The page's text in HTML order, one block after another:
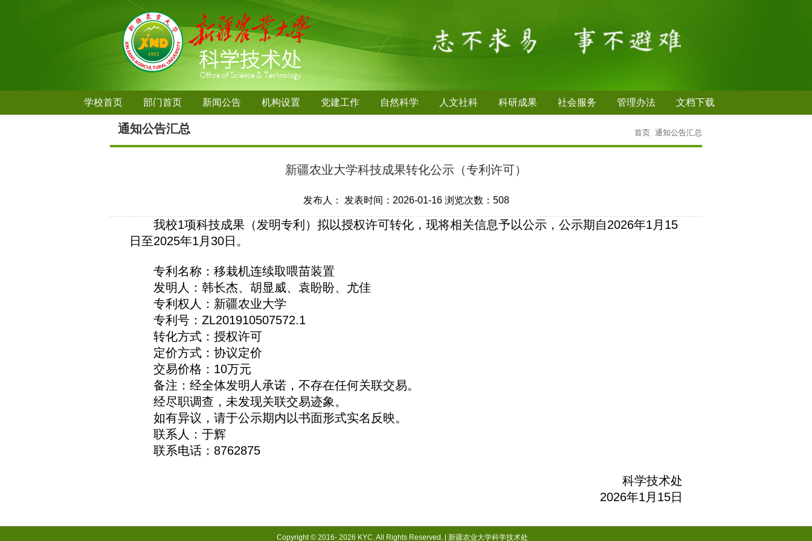
学校首页 部门首页 新闻公告 机构设置 党建工作 自然科学 人文社科 科研成果 社会服务 管理办法 文档下载
通知公告汇总 首页 通知公告汇总
新疆农业大学科技成果转化公示（专利许可）
发布人： 发表时间：2026-01-16 浏览次数： 508
我校1项科技成果（发明专利）拟以授权许可转化，现将相关信息予以公示，公示期自2026年1月15
日至2025年1月30日。
专利名称：移栽机连续取喂苗装置
发明人：韩长杰、胡显威、袁盼盼、尤佳
专利权人：新疆农业大学
专利号：ZL201910507572.1
转化方式：授权许可
定价方式：协议定价
交易价格：10万元
备注：经全体发明人承诺，不存在任何关联交易。
经尽职调查，未发现关联交易迹象。
如有异议，请于公示期内以书面形式实名反映。
联系人：于辉
联系电话：8762875
科学技术处
2026年1月15日
Copyright © 2016- 2026 KYC. All Rights Reserved. | 新疆农业大学科学技术处